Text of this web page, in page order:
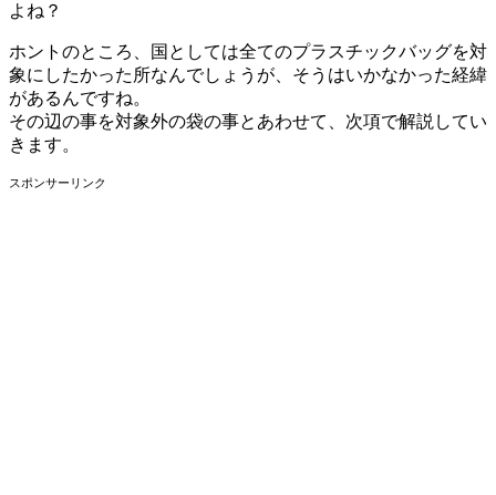
よね？
ホントのところ、国としては全てのプラスチックバッグを対
象にしたかった所なんでしょうが、そうはいかなかった経緯
があるんですね。
その辺の事を対象外の袋の事とあわせて、次項で解説してい
きます。
スポンサーリンク